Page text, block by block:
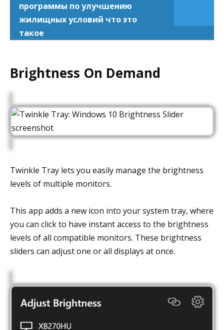
программы по улучшению
жилищных условий что это
такое
Brightness On Demand
Twinkle Tray lets you easily manage the brightness
levels of multiple monitors.
This app adds a new icon into your system tray, where
you can click to have instant access to the brightness
levels of all compatible monitors. These brightness
sliders can adjust one or all displays at once.